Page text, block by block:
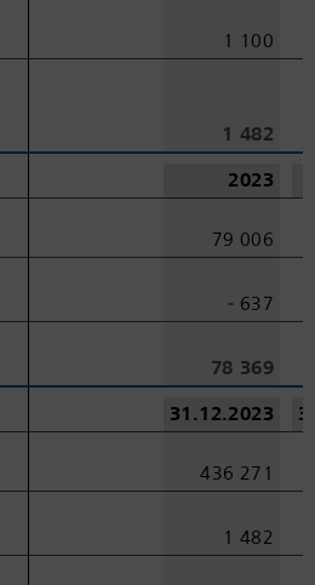
1 100
1 482
2023
79 006
‑ 637
78 369
31.12.2023
436 271
1 482